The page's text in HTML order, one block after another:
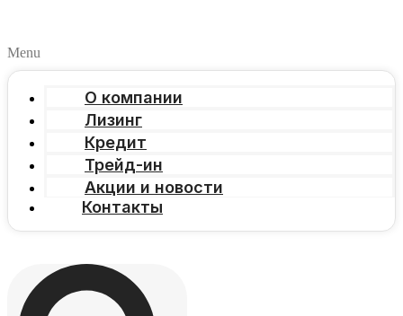
Menu
О компании
Лизинг
Кредит
Трейд-ин
Акции и новости
Контакты